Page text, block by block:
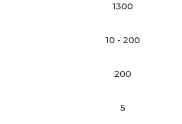
1300
10 - 200
200
5